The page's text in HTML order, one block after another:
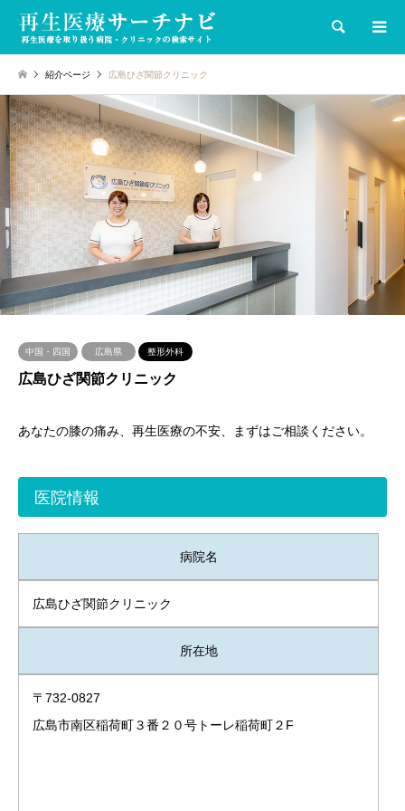
検索
紹介ページ 広島ひざ関節クリニック
中国・四国 広島県 整形外科
広島ひざ関節クリニック
あなたの膝の痛み、再生医療の不安、まずはご相談ください。
医院情報
病院名
広島ひざ関節クリニック
所在地
〒732-0827
広島市南区稲荷町３番２０号トーレ稲荷町２F